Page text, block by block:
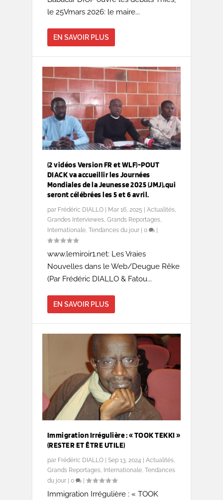
le 25Vmars 2026: le maire...
EN SAVOIR PLUS
(2 vidéos Version FR et WLF)-POUT
DIACK va accueillir les Journées
Mondiales de la Jeunesse 2025 (JMJ),qui
seront célébrées les 5 et 6 avril.
par Frédéric DIALLO| Mar 16, 2025 Actualités,
Grandes Interviewes, Grands Reportages,
Internationale, Tendances du jour| 0 |
www.lemiroir1.net: Les Vraies
Nouvelles dans le Web/Deugue Rêke
(Par Frédéric DIALLO & Fatou...
EN SAVOIR PLUS
Immigration Irrégulière : « TOOK TEKKI »
(RESTER ET ÊTRE UTILE)
par Frédéric DIALLO| Sep 13, 2024 | Actualités,
Grands Reportages, Internationale, Tendances
du jour| 0 |
Immigration Irrégulière : « TOOK